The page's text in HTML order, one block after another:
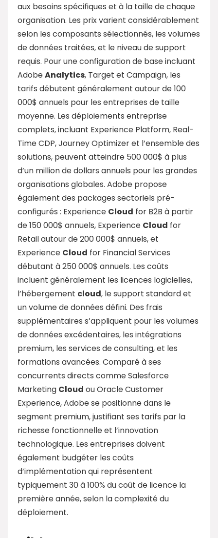
aux besoins spécifiques et à la taille de chaque
organisation. Les prix varient considérablement
selon les composants sélectionnés, les volumes
de données traitées, et le niveau de support
requis. Pour une configuration de base incluant
AdobeAnalytics, Target et Campaign, les
tarifs débutent généralement autour de 100
000$ annuels pour les entreprises de taille
moyenne. Les déploiements entreprise
complets, incluant Experience Platform, Real-
Time CDP, Journey Optimizer et l’ensemble des
solutions, peuvent atteindre 500 000$ à plus
d’un million de dollars annuels pour les grandes
organisations globales. Adobe propose
également des packages sectoriels pré-
configurés : Experience Cloud for B2B à partir
de 150 000$ annuels, Experience Cloud for
Retail autour de 200 000$ annuels, et
Experience Cloud for Financial Services
débutant à 250 000$ annuels. Les coûts
incluent généralement les licences logicielles,
l’hébergement cloud, le support standard et
un volume de données défini. Des frais
supplémentaires s’appliquent pour les volumes
de données excédentaires, les intégrations
premium, les services de consulting, et les
formations avancées. Comparé à ses
concurrents directs comme Salesforce
Marketing Cloud ou Oracle Customer
Experience, Adobe se positionne dans le
segment premium, justifiant ses tarifs par la
richesse fonctionnelle et l’innovation
technologique. Les entreprises doivent
également budgéter les coûts
d’implémentation qui représentent
typiquement 30 à 100% du coût de licence la
première année, selon la complexité du
déploiement.